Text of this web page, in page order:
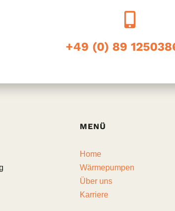
+49 (0) 89
MENÜ
Home
Wärmepumpen
Über uns
Karriere